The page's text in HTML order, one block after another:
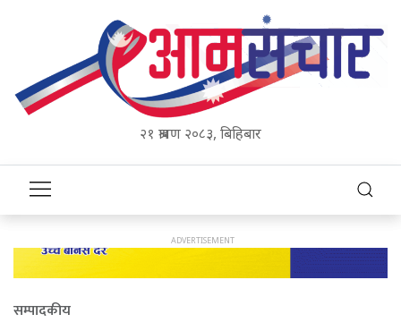
२१ श्रावण २०८३, बिहिबार
सम्पादकीय